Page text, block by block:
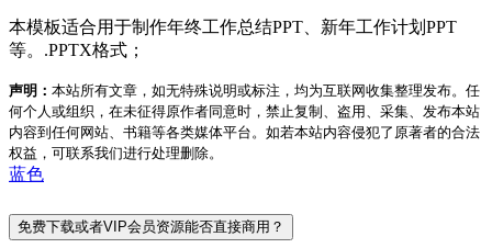
本模板适合用于制作年终工作总结PPT、新年工作计划PPT
等。.PPTX格式；
声明： 本站所有文章，如无特殊说明或标注，均为互联网收集整理发布。任
何个人或组织，在未征得原作者同意时，禁止复制、盗用、采集、发布本站
内容到任何网站、书籍等各类媒体平台。如若本站内容侵犯了原著者的合法
权益，可联系我们进行处理删除。
蓝色
免费下载或者VIP会员资源能否直接商用？